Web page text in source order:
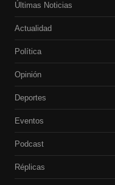
Últimas Noticias
Actualidad
Política
Opinión
Deportes
Eventos
Podcast
Réplicas